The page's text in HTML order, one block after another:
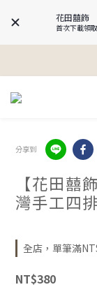
花田囍飾
首次下載領
分享到
【花田囍
灣手工四
全店，單筆滿
NT$380